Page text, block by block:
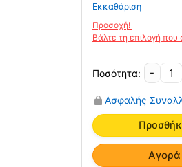
Εκκαθάριση
Αγορά
-
Περικάρπιο
Neoprene
MB.263
ποσότητα
Ασφαλής